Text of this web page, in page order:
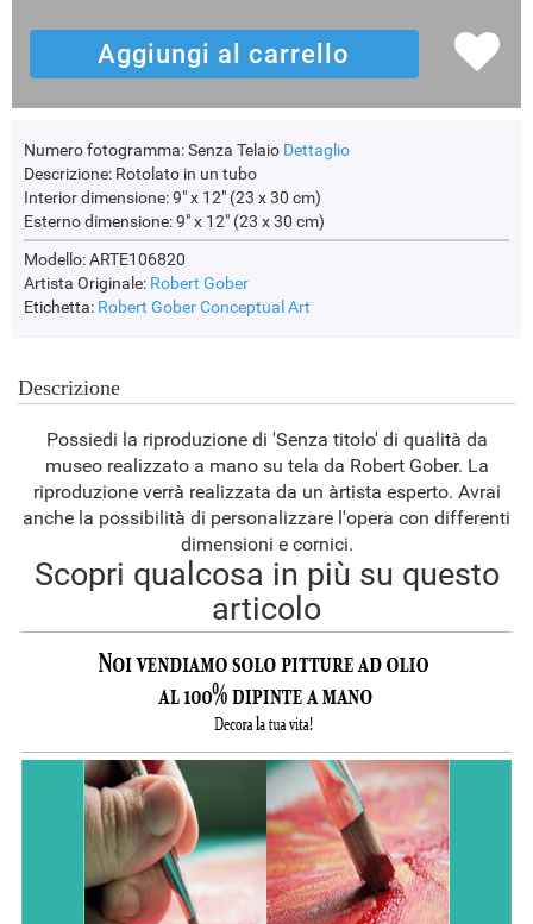
Numero fotogramma:Senza Telaio Dettaglio
Descrizione: Rotolato in un tubo
Interior dimensione:9" x 12" (23 x 30 cm)
Esterno dimensione:9" x 12" (23 x 30 cm)
Modello: ARTE106820
Artista Originale: Robert Gober
Etichetta: Robert GoberConceptual Art
Descrizione
Possiedi la riproduzione di 'Senza titolo' di qualità da
museo realizzato a mano su tela da Robert Gober. La
riproduzione verrà realizzata da un àrtista esperto. Avrai
anche la possibilità di personalizzare l'opera con differenti
dimensioni e cornici.
Scopri qualcosa in più su questo
articolo